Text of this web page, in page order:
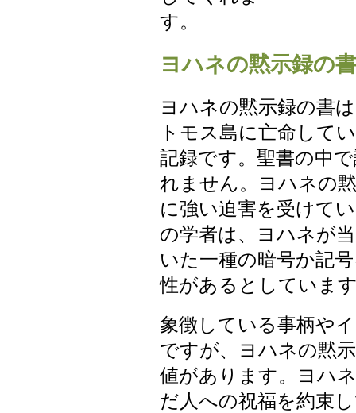
す。
ヨハネの黙示録の書
ヨハネの黙示録の書
トモス島に亡命して
記録です。聖書の中
れません。ヨハネの
に強い迫害を受けて
の学者は、ヨハネが
いた一種の暗号か記
性があるとしていま
象徴している事柄や
ですが、ヨハネの黙
値があります。ヨハ
だ人への祝福を約束